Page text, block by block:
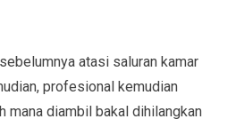
atasi saluran kamar
profesional kemudian
mana diambil bakal dihilangkan